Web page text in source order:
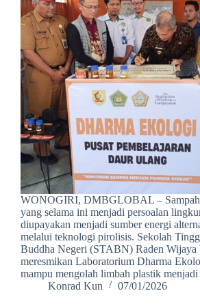
WONOGIRI, DMBGLOBAL –
yang selama ini menjadi persoalan
diupayakan menjadi sumber energi
melalui teknologi pirolisis. Sekolah
Buddha Negeri (STABN) Raden Wijaya
meresmikan Laboratorium Dharma
mampu mengolah limbah plastik
Konrad Kun
07/01/2026